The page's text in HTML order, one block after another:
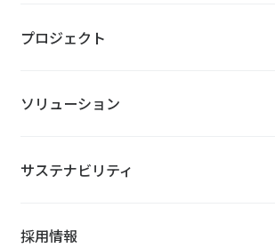
プロジェクト
ソリューション
サステナビリティ
採用情報